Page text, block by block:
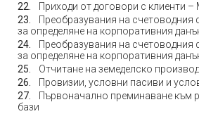
Приходи от договори с клиенти
Преобразувания на счетоводния
за определяне на корпоративния
Преобразувания на счетоводния
за определяне на корпоративния данък
Отчитане на земеделско
Провизии, условни пасиви и
Първоначално преминаване към
бази